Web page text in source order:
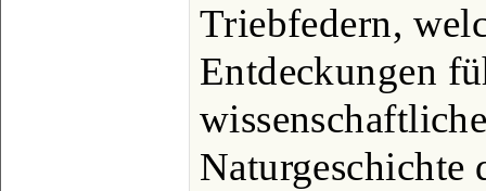
Triebfedern,
Entdeckungen
Naturgeschichte